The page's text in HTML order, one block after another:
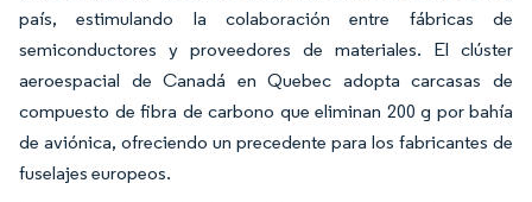
país, estimulando la colaboración entre fábricas de
semiconductores y proveedores de materiales. El clúster
aeroespacial de Canadá en Quebec adopta carcasas de
compuesto de fibra de carbono que eliminan 200 g por bahía
de aviónica, ofreciendo un precedente para los fabricantes de
fuselajes europeos.